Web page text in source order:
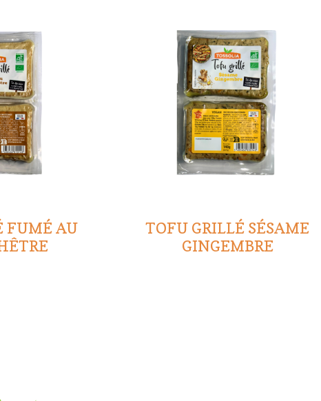
FUMÉ AU
TOFU GRILLÉ SÉSAME
GINGEMBRE